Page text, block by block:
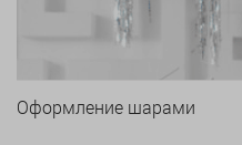
Оформление шарами